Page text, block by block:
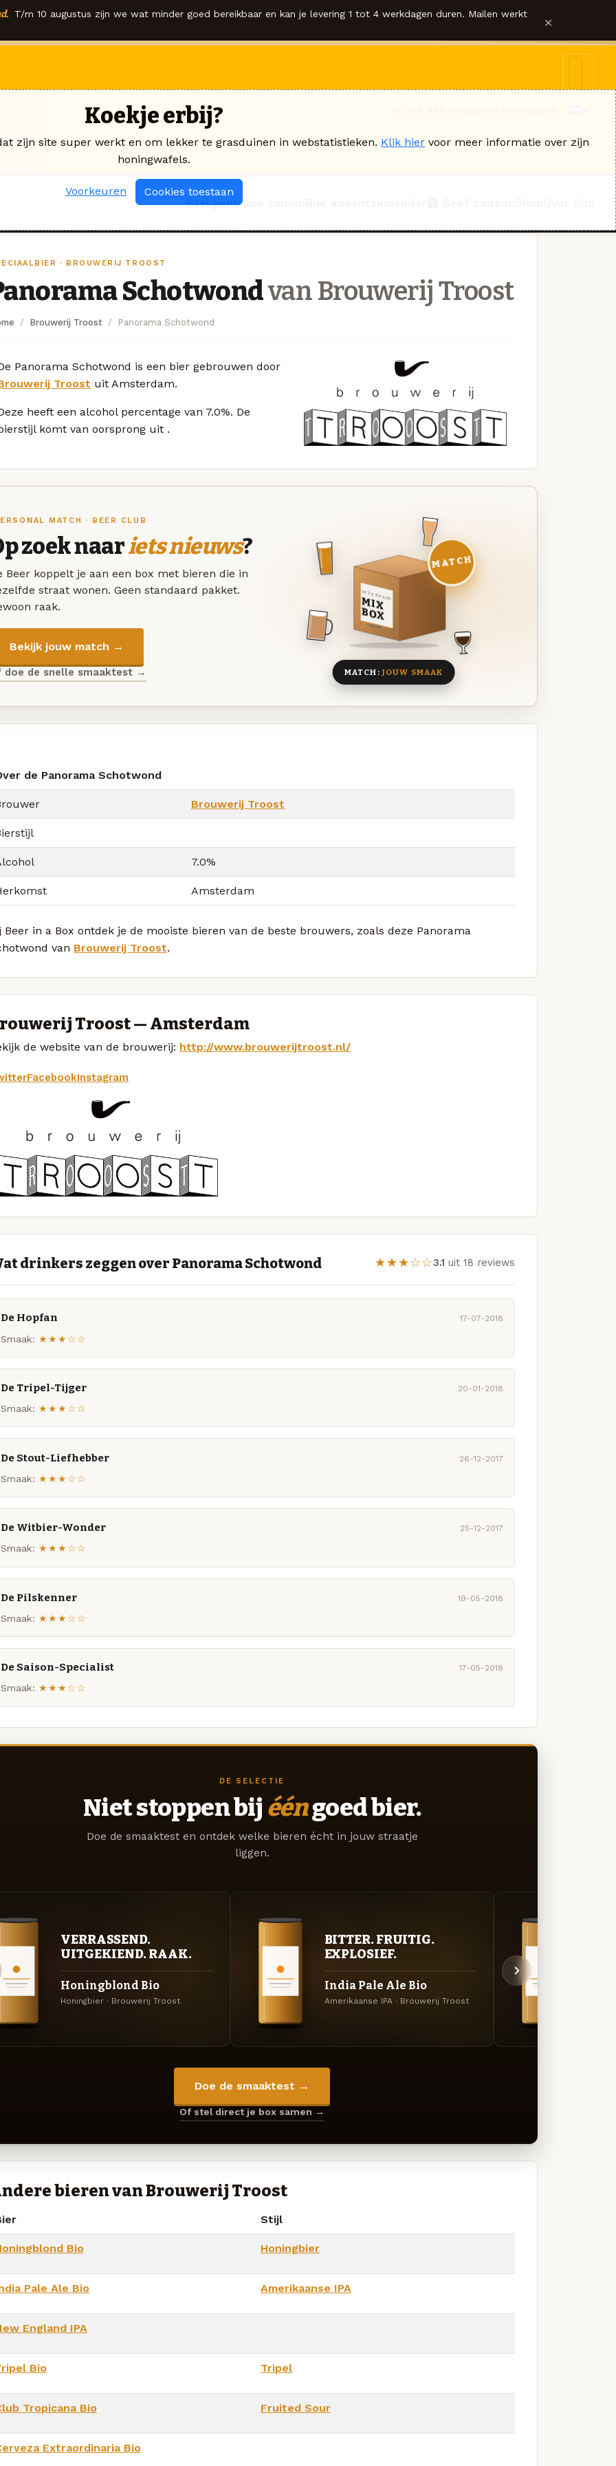
T/m 10 augustus zijn we wat minder goed bereikbaar en kan je levering 1 tot 4 werkdagen duren. Mailen werkt ×
Stel jouw box samen
· BROUWERIJ TROOST
Schotwondvan Brouwerij Troost
Brouwerij Troost Panorama Schotwond
Panorama Schotwond is een bier gebrouwen door
Troost uit Amsterdam.
heeft een alcohol percentage van 7.0%. De
komt van oorsprong uit .
MATCH · BEER CLUB
zoek naariets nieuws?
Beer koppelt je aan een box met bieren die in
straat wonen. Geen standaard pakket.
raak.
Bekijk jouw match →
doe de snelle smaaktest →
DEZE MAAND
MIX
BOX
8 BIEREN
MATCH
MATCH: JOUW SMAAK
de Panorama Schotwond
Brouwerij Troost
7.0%
Amsterdam
Beer in a Box ontdek je de mooiste bieren van de beste brouwers, zoals deze Panorama
van Brouwerij Troost.
Troost — Amsterdam
de website van de brouwerij: http://www.brouwerijtroost.nl/
FacebookInstagram
drinkers zeggen over Panorama Schotwond ★★★☆☆3.1 uit 18 reviews
De Hopfan 17-07-2018
Smaak: ★★★☆☆
De Tripel-Tijger 20-01-2018
Smaak: ★★★☆☆
De Stout-Liefhebber 26-12-2017
Smaak: ★★★☆☆
De Witbier-Wonder 25-12-2017
Smaak: ★★★☆☆
De Pilskenner 19-05-2018
Smaak: ★★★☆☆
De Saison-Specialist 17-05-2018
Smaak: ★★★☆☆
DE SELECTIE
Niet stoppen bij ééngoed bier.
Doe de smaaktest en ontdek welke bieren écht in jouw straatje
liggen.
VERRASSEND.
UITGEKIEND. RAAK.
Honingblond Bio
Honingbier · Brouwerij Troost
BITTER. FRUITIG.
EXPLOSIEF.
India Pale Ale Bio
Amerikaanse IPA · Brouwerij Troost
Doe de smaaktest →
Of stel direct je box samen →
bieren van Brouwerij Troost
Stijl
Bio Honingbier
Pale Ale Bio Amerikaanse IPA
England IPA
Bio Tripel
Tropicana Bio Fruited Sour
Extraordinaria Bio
Koekje erbij?
zijn site super werkt en om lekker te grasduinen in webstatistieken. Klik hier voor meer informatie over zijn
honingwafels.
Voorkeuren Cookies toestaan